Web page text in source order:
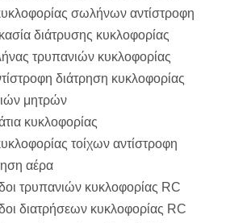
σωλήνων αντίστροφη
διάτρυσης κυκλοφορίας
τρυπανιών κυκλοφορίας
διάτρηση κυκλοφορίας
μητρών
κυκλοφορίας
τοίχων αντίστροφη
αέρα
τρυπανιών κυκλοφορίας RC
διατρήσεων κυκλοφορίας RC